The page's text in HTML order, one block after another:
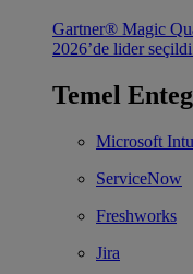
Gartner® Magic
2026’de lider
Temel
Microsoft
ServiceNow
Freshworks
Jira